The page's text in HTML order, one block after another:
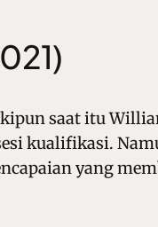
saat itu
kualifikasi.
yang